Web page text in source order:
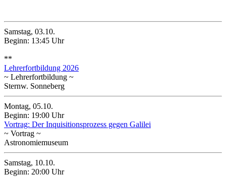
Samstag, 03.10.
Beginn: 13:45 Uhr
**
Lehrerfortbildung 2026
~ Lehrerfortbildung ~
Sternw. Sonneberg
Montag, 05.10.
Beginn: 19:00 Uhr
Vortrag: Der Inquisitionsprozess gegen Galilei
~ Vortrag ~
Astronomiemuseum
Samstag, 10.10.
Beginn: 20:00 Uhr